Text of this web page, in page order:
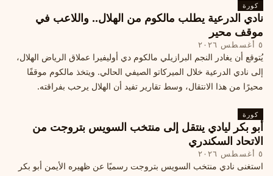
كورة
نادي الدرعية يطلب مالكوم من الهلال.. واللاعب في
موقف محير
٥ أغسطس ٢٠٢٦
يُتوقع أن يغادر النجم البرازيلي مالكوم دي أوليفيرا عملاق الرياض الهلال،
إلى نادي الدرعية خلال الميركاتو الصيفي الحالي. ويتخذ مالكوم موقفًا
محيرًا من هذا الانتقال، وسط تقارير تفيد أن الهلال يرحب بفراقته.
كورة
أبو بكر ليادي ينتقل إلى منتخب السويس بتروجت من
الاتحاد السكندري
٥ أغسطس ٢٠٢٦
استغنى نادي منتخب السويس بتروجت رسميًا عن ظهيره الأيمن أبو بكر